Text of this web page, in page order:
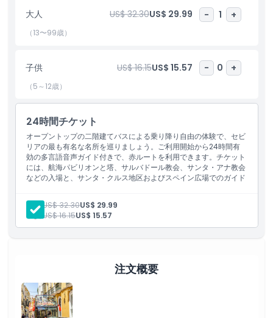
ことです。歴史的な名所を訪れたいときも、公園でのんびりしたい
ときも、地元のマーケットを発見したいときも、このツアーなら自
分のやり方でセビリアを自由に探索できます。バスは定期的に運行
要観光地を気軽に楽しく回りたいなら、City Sightseeing セビリ
ア ホップオン・ホップオフ バスツアーは最適な選択です。自分で
道を探して回るストレスを感じずに、セビリアの歴史、文化、美し
ハイライト
含まれるもの
子供／大人ポリシー
場所
大人 US$ 32.30US$ 29.99 - 1 +
（13〜99歳）
子供 US$ 16.15US$ 15.57 - 0 +
（5～12歳）
24時間チケット
オープントップの二階建てバスによる乗り降り自由の体験で、セビ
リアの最も有名な名所を巡りましょう。ご利用開始から24時間有
効の多言語音声ガイド付きで、赤ルートを利用できます。チケット
には、航海パビリオンと塔、サルバドール教会、サンタ・アナ教会
などの入場と、サンタ・クルス地区およびスペイン広場でのガイド
大人: US$ 32.30US$ 29.99
子供:
US$ 16.15US$ 15.57
注文概要